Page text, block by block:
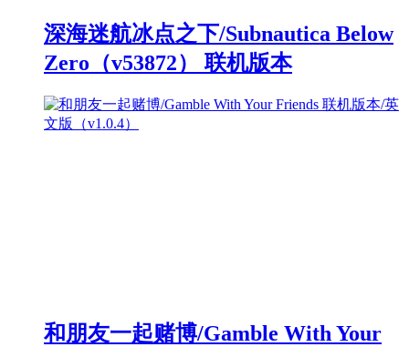
深海迷航冰点之下/Subnautica Below
Zero（v53872） 联机版本
和朋友一起赌博/Gamble With Your